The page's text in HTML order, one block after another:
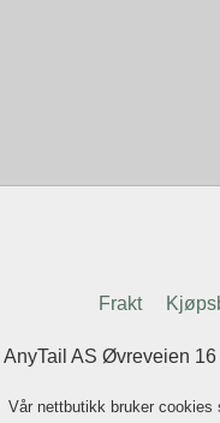
Frakt
AnyTail AS Øvreveien
Vår nettbutikk bruker